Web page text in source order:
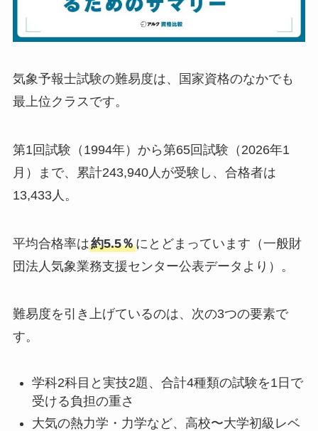
気象予報士試験の難易度は、国家資格のなかでも
最上位クラスです。
第1回試験（1994年）から第65回試験（2026年1
月）まで、累計243,940人が受験し、合格者は
13,433人。
平均合格率は約5.5％にとどまっています（一般財
団法人気象業務支援センター公表データより）。
難易度を引き上げているのは、次の3つの要素で
す。
学科2科目と実技2題、合計4種類の試験を1日で
受ける負担の重さ
大気の熱力学・力学など、高校〜大学初級レベ